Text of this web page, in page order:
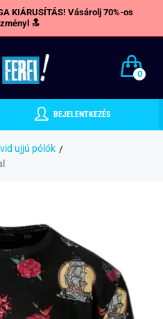
KIÁRUSÍTÁS! Vásárolj 70%-os
🔝
0
BEJELENTKEZÉS
ujjú pólók